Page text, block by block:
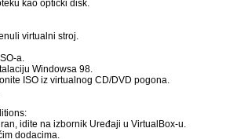
kao opticki disk.
virtualni stroj.
a.
Windowsa 98.
ISO iz virtualnog CD/DVD pogona.
idite na izbornik Uređaji u VirtualBox-u.
dodacima.